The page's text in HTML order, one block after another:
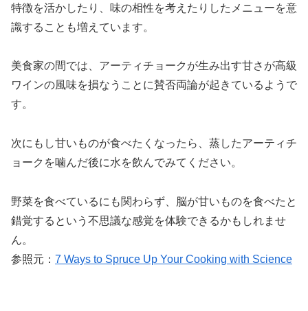
特徴を活かしたり、味の相性を考えたりしたメニューを意
識することも増えています。
美食家の間では、アーティチョークが生み出す甘さが高級
ワインの風味を損なうことに賛否両論が起きているようで
す。
次にもし甘いものが食べたくなったら、蒸したアーティチ
ョークを噛んだ後に水を飲んでみてください。
野菜を食べているにも関わらず、脳が甘いものを食べたと
錯覚するという不思議な感覚を体験できるかもしれませ
ん。
参照元： 7 Ways to Spruce Up Your Cooking with Science